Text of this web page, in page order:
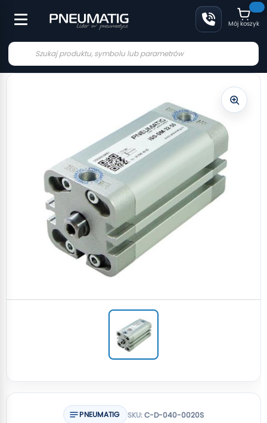
Mój koszyk
PNEUMATIG SKU:C-D-040-0020S